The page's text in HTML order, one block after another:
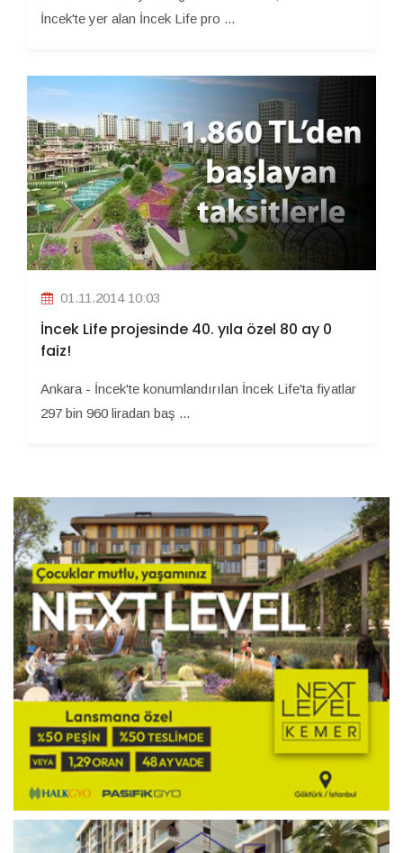
İncek'te yer alan İncek Life pro ...
01.11.2014 10:03
İncek Life projesinde 40. yıla özel 80 ay 0
faiz!
Ankara - İncek'te konumlandırılan İncek Life'ta fiyatlar
297 bin 960 liradan baş ...